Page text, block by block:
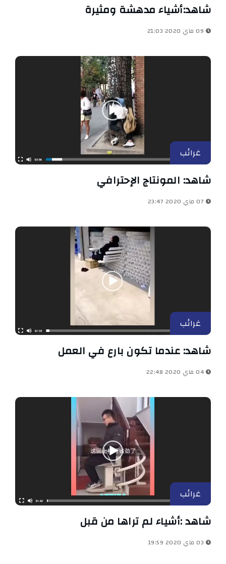
شاهد:أشياء مدهشة ومثيرة
غرائب
شاهد: المونتاج الإحترافي
غرائب
شاهد: عندما تكون بارع في العمل
غرائب
شاهد :أشياء لم تراها من قبل